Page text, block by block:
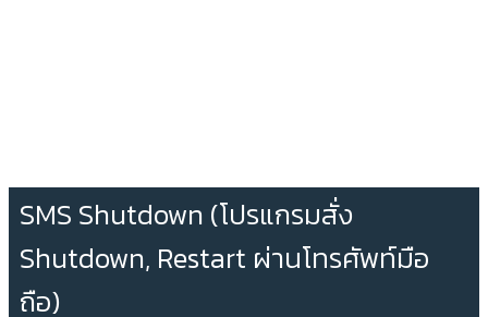
SMS Shutdown (โปรแกรมสั่ง
Shutdown, Restart ผ่านโทรศัพท์มือ
ถือ)